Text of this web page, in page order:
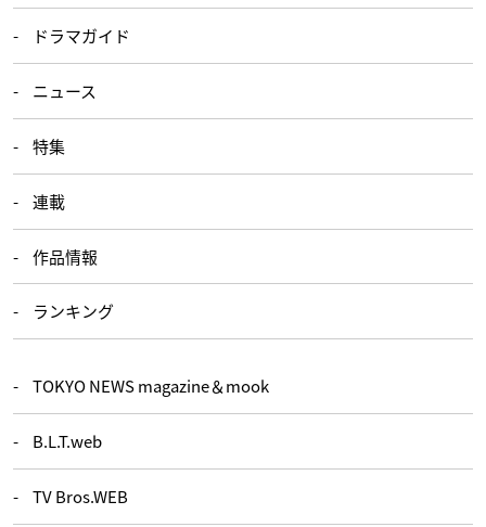
ドラマガイド
ニュース
特集
連載
作品情報
ランキング
TOKYO NEWS magazine＆mook
B.L.T.web
TV Bros.WEB